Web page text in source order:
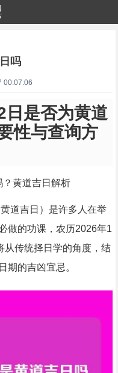
吗
00:07:06
是否为黄道
性与查询方
黄道吉日解析
道吉日）是许多人在举
做的功课，农历2026年1
从传统择日学的角度，结
期的吉凶宜忌。